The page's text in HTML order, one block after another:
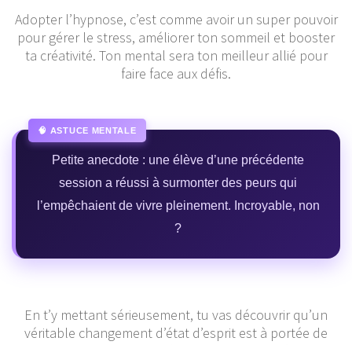
Adopter l’hypnose, c’est comme avoir un super pouvoir
pour gérer le stress, améliorer ton sommeil et booster
ta créativité. Ton mental sera ton meilleur allié pour
faire face aux défis.
Petite anecdote : une élève d’une précédente
session a réussi à surmonter des peurs qui
l’empêchaient de vivre pleinement. Incroyable, non
?
En t’y mettant sérieusement, tu vas découvrir qu’un
véritable changement d’état d’esprit est à portée de